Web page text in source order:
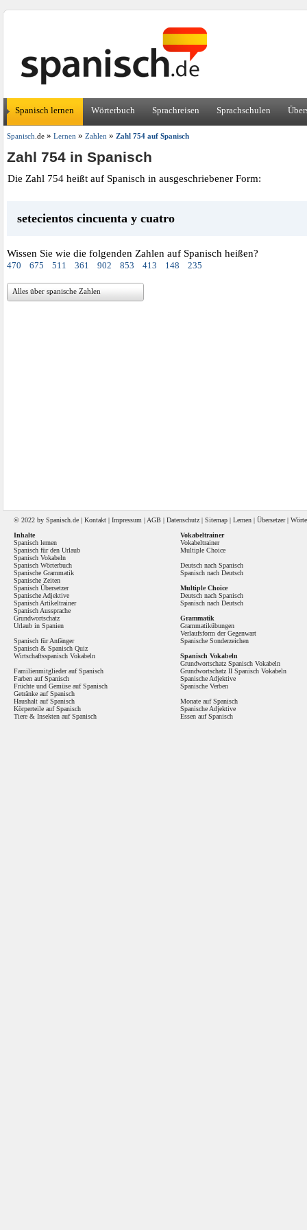
Spanisch lernen Wörterbuch Sprachreisen Sprachschulen
Spanisch .de» Lernen» Zahlen» Zahl 754 auf Spanisch
Zahl 754 in Spanisch
Die Zahl 754 heißt auf Spanisch in ausgeschriebener Form:
setecientos cincuenta y cuatro
Wissen Sie wie die folgenden Zahlen auf Spanisch heißen?
470 675 511 361 902 853 413 148 235
Alles über spanische Zahlen
© 2022 by Spanisch .de | Kontakt | Impressum | AGB | Datenschutz | Sitemap | Lernen | Übersetzer|
Inhalte
Spanisch lernen
Spanisch für den Urlaub
Spanisch Vokabeln
Spanisch Wörterbuch
Spanische Grammatik
Spanische Zeiten
Spanisch Übersetzer
Spanische Adjektive
Spanisch Artikeltrainer
Spanisch Aussprache
Grundwortschatz
Urlaub in Spanien
Spanisch für Anfänger
Spanisch & Spanisch Quiz
Wirtschaftsspanisch Vokabeln
Familienmitglieder auf Spanisch
Farben auf Spanisch
Früchte und Gemüse auf Spanisch
Getränke auf Spanisch
Haushalt auf Spanisch
Körperteile auf Spanisch
Tiere & Insekten auf Spanisch
Vokabeltrainer
Vokabeltrainer
Multiple Choice
Deutsch nach Spanisch
Spanisch nach Deutsch
Multiple Choice
Deutsch nach Spanisch
Spanisch nach Deutsch
Grammatik
Grammatikübungen
Verlaufsform der Gegenwart
Spanische Sonderzeichen
Spanisch Vokabeln
Grundwortschatz Spanisch Vokabeln
Grundwortschatz II Spanisch Vokabeln
Spanische Adjektive
Spanische Verben
Monate auf Spanisch
Spanische Adjektive
Essen auf Spanisch